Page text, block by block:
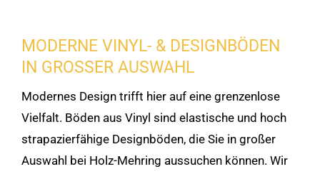
MODERNE VINYL- & DESIGNBÖDEN
IN GROSSER AUSWAHL
Modernes Design trifft hier auf eine grenzenlose
Vielfalt. Böden aus Vinyl sind elastische und hoch
strapazierfähige Designböden, die Sie in großer
Auswahl bei Holz-Mehring aussuchen können. Wir